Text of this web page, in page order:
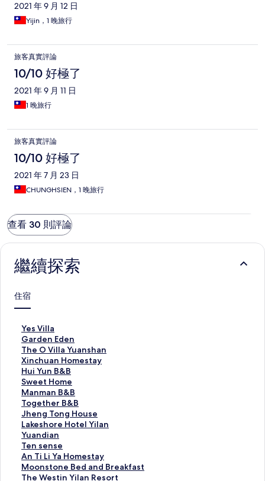
2021 年 9 月 12 日
Yijin，1 晚旅行
旅客真實評論
10/10 好極了
2021 年 9 月 11 日
1 晚旅行
旅客真實評論
10/10 好極了
2021 年 7 月 23 日
CHUNGHSIEN，1 晚旅行
查看 30 則評論
繼續探索
住宿
Yes Villa
Y
e
s
V
i
l
l
a
的
連
結
Garden Eden
G
a
r
d
e
n
E
d
e
n
的
連
結
The O Villa Yuanshan
T
h
e
O
V
i
l
l
a
Y
u
a
n
Xinchuan Homestay
X
i
n
c
h
u
a
n
H
o
m
e
Hui Yun B&B
H
u
i
Y
u
n
B
&
B
的
連
Sweet Home
S
w
e
e
t
H
o
m
e
的
Manman B&B
M
a
n
m
a
n
B
&
B
Together B&B
T
o
g
e
t
h
e
r
Jheng Tong House
J
h
e
n
g
T
o
Lakeshore Hotel Yilan
L
a
k
e
s
h
Yuandian
Y
u
a
n
d
Ten sense
T
e
n
s
An Ti Li Ya Homestay
A
n
T
Moonstone Bed and Breakfast
M
o
The Westin Yilan Resort
T